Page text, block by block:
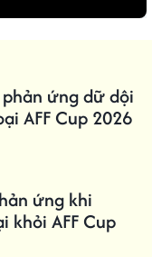
ứng dữ dội
AFF Cup 2026
ứng khi
khỏi AFF Cup